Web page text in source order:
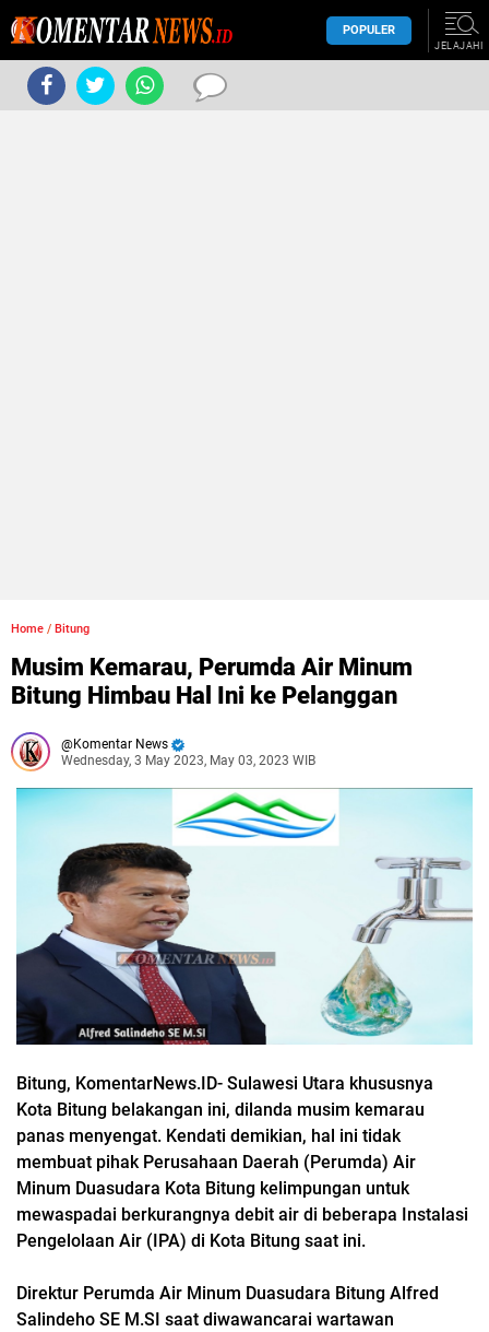
POPULER
JELAJAHI
Home / Bitung
Musim Kemarau, Perumda Air Minum
Bitung Himbau Hal Ini ke Pelanggan
Komentar News
Wednesday, 3 May 2023, May 03, 2023 WIB
Bitung, KomentarNews.ID- Sulawesi Utara khususnya
Kota Bitung belakangan ini, dilanda musim kemarau
panas menyengat. Kendati demikian, hal ini tidak
membuat pihak Perusahaan Daerah (Perumda) Air
Minum Duasudara Kota Bitung kelimpungan untuk
mewaspadai berkurangnya debit air di beberapa Instalasi
Pengelolaan Air (IPA) di Kota Bitung saat ini.
Direktur Perumda Air Minum Duasudara Bitung Alfred
Salindeho SE M.SI saat diwawancarai wartawan